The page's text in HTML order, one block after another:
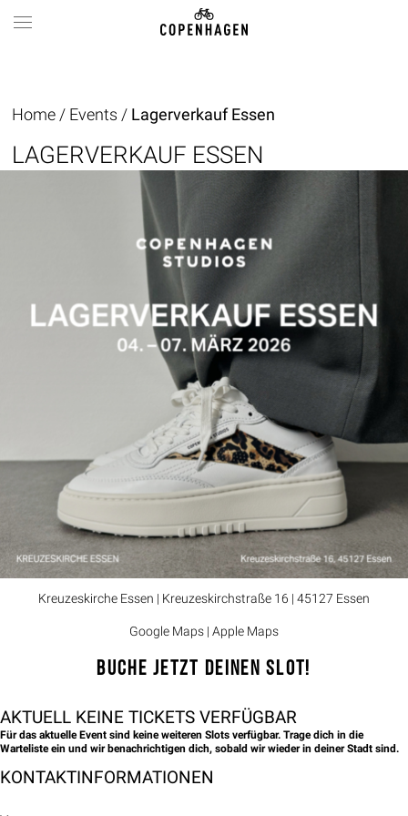
Home / Events / Lagerverkauf Essen
LAGERVERKAUF ESSEN
Kreuzeskirche Essen | Kreuzeskirchstraße 16 | 45127 Essen
Google Maps | Apple Maps
BUCHE JETZT DEINEN SLOT!
AKTUELL KEINE TICKETS VERFÜGBAR
Für das aktuelle Event sind keine weiteren Slots verfügbar. Trage dich in die
Warteliste ein und wir benachrichtigen dich, sobald wir wieder in deiner Stadt sind.
KONTAKTINFORMATIONEN